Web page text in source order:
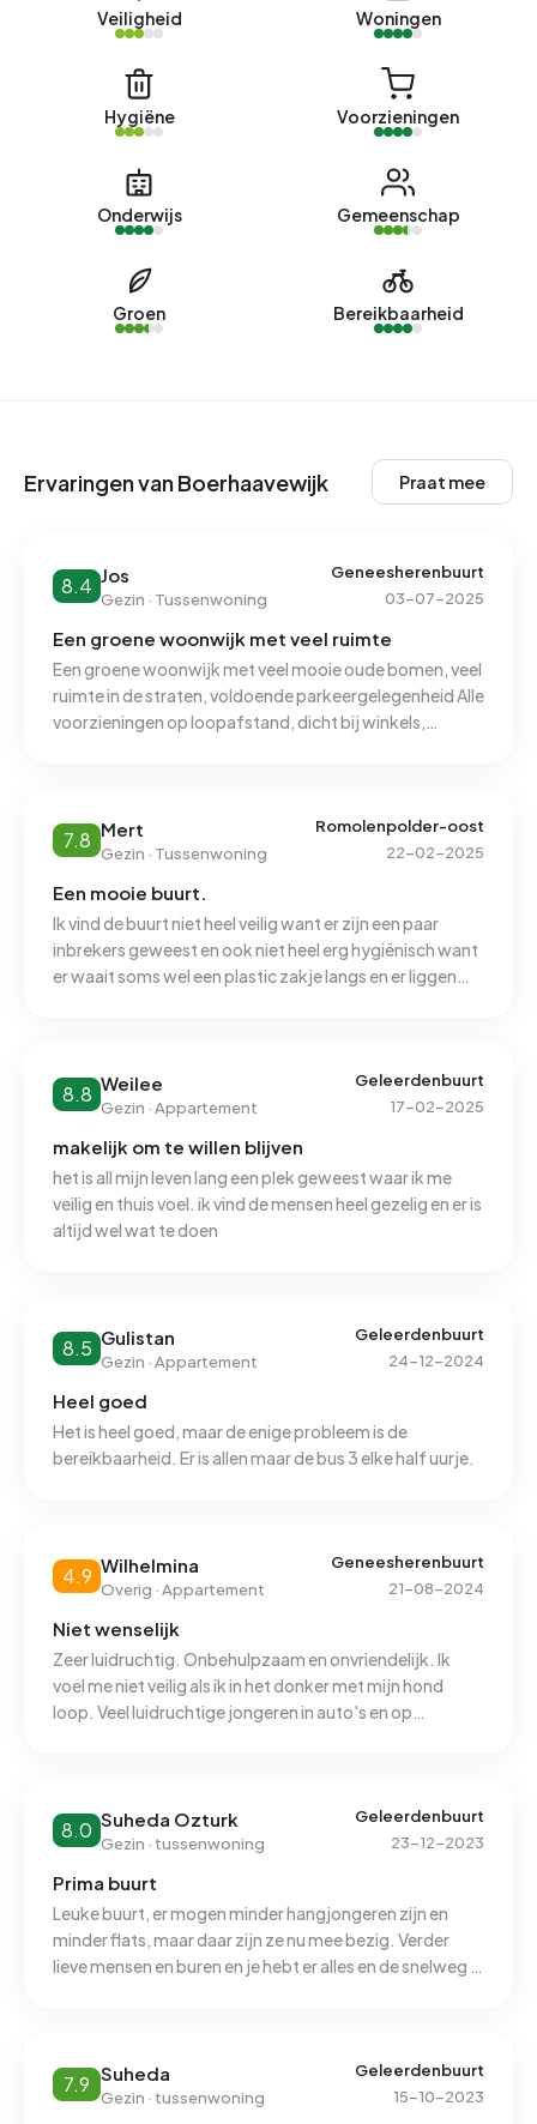
In Boerhaavewijk zijn er 4.176 adressen met een
geregistreerd energielabel. De meest voorkomende
labels zijn A (23%), C (19%) en E (14%). Gemiddeld
verbruikt een adres in Boerhaavewijk 2.370 kWh aan
landelijke gemiddelde van 2.810 kWh. Met een jaarlijkse
verbruik van 820 m³ per adres ligt het aardgasverbruik 36%
Veiligheid Woningen
Hygiëne Voorzieningen
Onderwijs Gemeenschap
Groen Bereikbaarheid
Ervaringen van Boerhaavewijk Praat mee
8.4 Jos
Gezin · Tussenwoning
Geneesherenbuurt
03-07-2025
Een groene woonwijk met veel ruimte
Een groene woonwijk met veel mooie oude bomen, veel
ruimte in de straten, voldoende parkeergelegenheid Alle
voorzieningen op loopafstand, dicht bij winkels,
7.8 Mert
Gezin · Tussenwoning
Romolenpolder-oost
22-02-2025
Een mooie buurt.
Ik vind de buurt niet heel veilig want er zijn een paar
inbrekers geweest en ook niet heel erg hygiënisch want
er waait soms wel een plastic zakje langs en er liggen
alhoewel er laatst wel een jaar een weg was afgesloten
8.8 Weilee
Gezin · Appartement
Geleerdenbuurt
17-02-2025
makelijk om te willen blijven
het is all mijn leven lang een plek geweest waar ik me
veilig en thuis voel. ik vind de mensen heel gezelig en er is
altijd wel wat te doen
8.5 Gulistan
Gezin · Appartement
Geleerdenbuurt
24-12-2024
Heel goed
Het is heel goed, maar de enige probleem is de
bereikbaarheid. Er is allen maar de bus 3 elke half uurje.
4.9 Wilhelmina
Overig · Appartement
Geneesherenbuurt
21-08-2024
Niet wenselijk
Zeer luidruchtig. Onbehulpzaam en onvriendelijk. Ik
voel me niet veilig als ik in het donker met mijn hond
loop. Veel luidruchtige jongeren in auto's en op
Organiseer sociale evenementen in de buurt.
8.0 Suheda Ozturk
Gezin · tussenwoning
Geleerdenbuurt
23-12-2023
Prima buurt
Leuke buurt, er mogen minder hangjongeren zijn en
minder flats, maar daar zijn ze nu mee bezig. Verder
lieve mensen en buren en je hebt er alles en de snelweg is
7.9 Suheda
Gezin · tussenwoning
Geleerdenbuurt
15-10-2023